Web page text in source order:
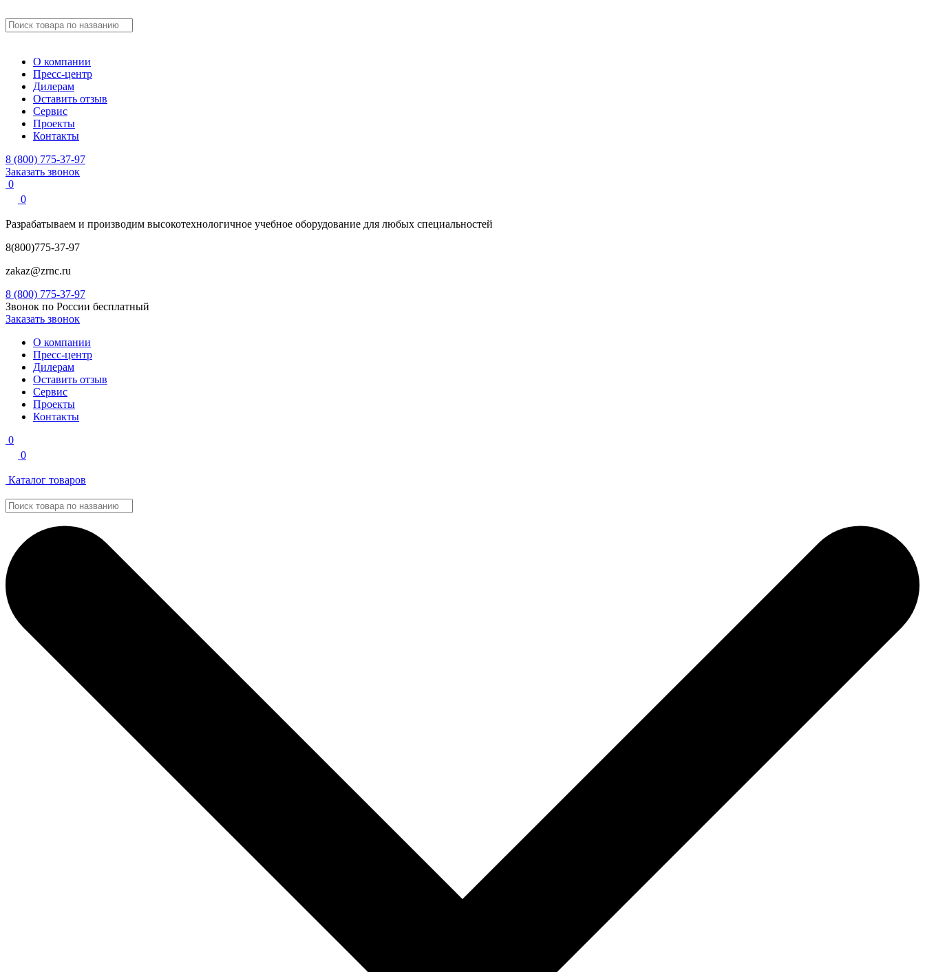
О компании
Пресс-центр
Дилерам
Оставить отзыв
Сервис
Проекты
Контакты
8 (800) 775-37-97
Заказать звонок
0
0
Разрабатываем и производим высокотехнологичное учебное оборудование для любых специальностей
8(800)775-37-97
zakaz@zrnc.ru
8 (800) 775-37-97
Звонок по России бесплатный
Заказать звонок
О компании
Пресс-центр
Дилерам
Оставить отзыв
Сервис
Проекты
Контакты
0
0
Каталог товаров